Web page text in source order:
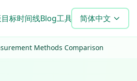
目标时间线Blog工具 常见问题
简体中文
Methods Comparison